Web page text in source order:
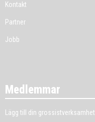
Kontakt
Partner
Jobb
Medlemmar
Lägg till din grossistverksamhet